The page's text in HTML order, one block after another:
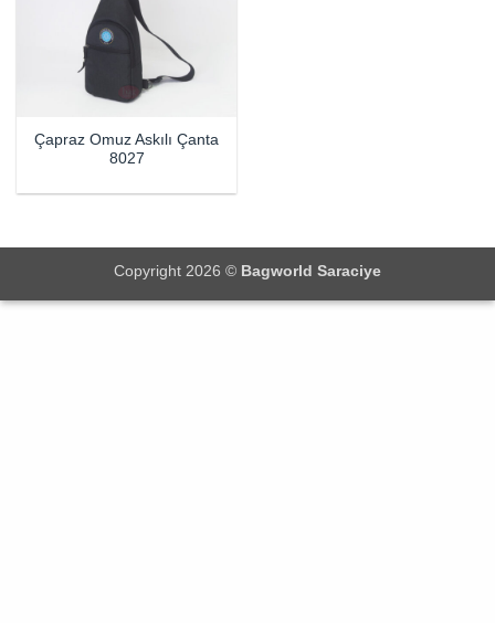
Çapraz Omuz Askılı Çanta
8027
Copyright 2026 © Bagworld Saraciye